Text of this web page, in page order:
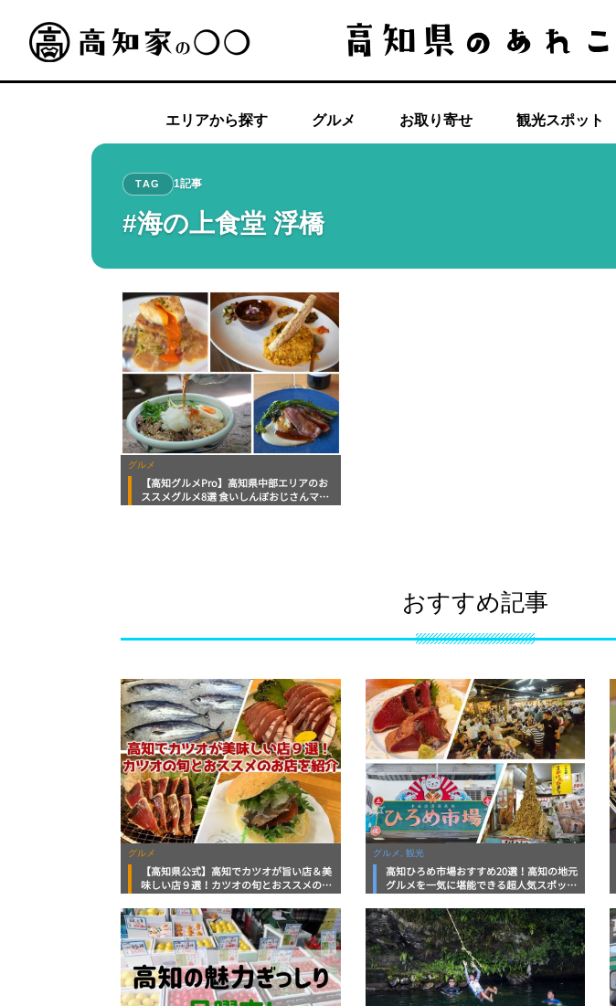
エリアから探す グルメ お取り寄せ 観光スポット
TAG 1記事
#海の上食堂 浮橋
グルメ
【高知グルメPro】高知県中部エリアのお
ススメグルメ8選 食いしんぼおじさんマッ
おすすめ記事
グルメ
【高知県公式】高知でカツオが旨い店＆美
味しい店９選！カツオの旬とおススメのお
グルメ, 観光
高知ひろめ市場おすすめ20選！高知の地元
グルメを一気に堪能できる超人気スポット